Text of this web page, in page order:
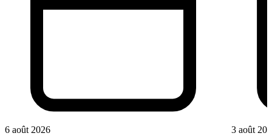
6 août 2026 3 août